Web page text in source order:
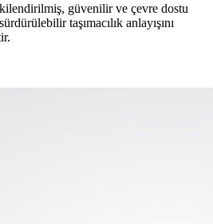
güvenilir ve çevre dostu
taşımacılık anlayışını